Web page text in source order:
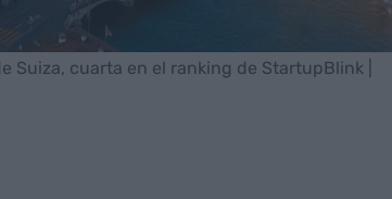
cuarta en el ranking de StartupBlink |